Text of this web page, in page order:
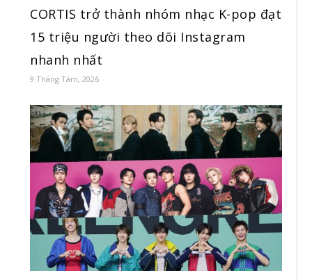
CORTIS trở thành nhóm nhạc K-pop đạt
15 triệu người theo dõi Instagram
nhanh nhất
9 Tháng Tám, 2026